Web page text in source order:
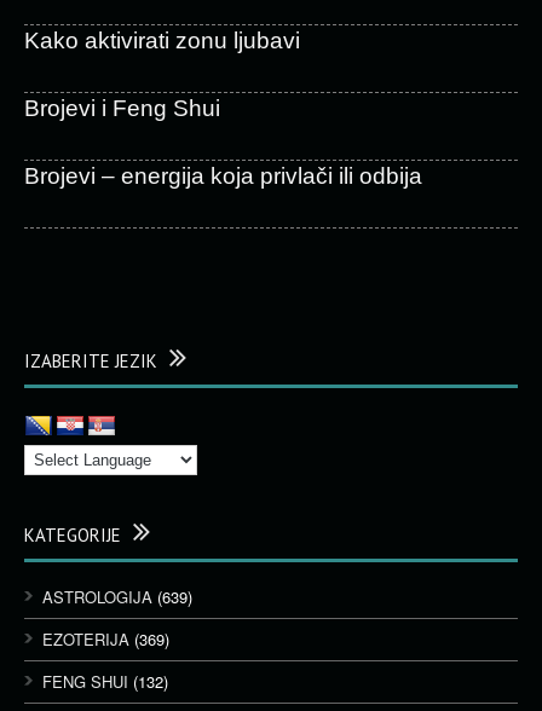
Kako aktivirati zonu ljubavi
Brojevi i Feng Shui
Brojevi – energija koja privlači ili odbija
IZABERITE JEZIK
KATEGORIJE
ASTROLOGIJA (639)
EZOTERIJA (369)
FENG SHUI (132)